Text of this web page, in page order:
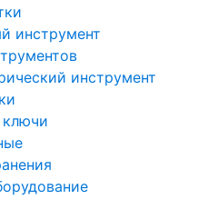
инструмент
инструмент